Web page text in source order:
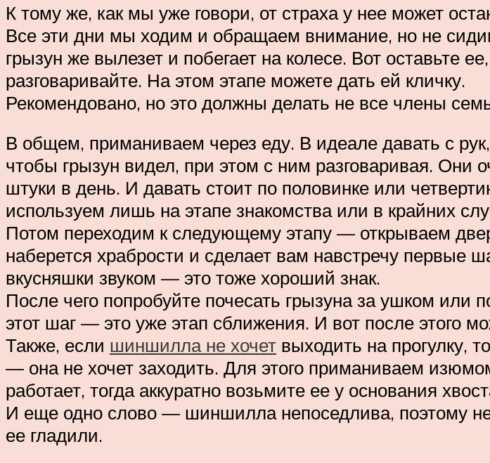
К тому же, как мы уже говори, от страха у нее может
Все эти дни мы ходим и обращаем внимание, но не
грызун же вылезет и побегает на колесе. Вот оставьте
разговаривайте. На этом этапе можете дать ей кличку.
Рекомендовано, но это должны делать не все члены
В общем, приманиваем через еду. В идеале давать с
чтобы грызун видел, при этом с ним разговаривая. Они
штуки в день. И давать стоит по половинке или
используем лишь на этапе знакомства или в крайних
Потом переходим к следующему этапу — открываем
наберется храбрости и сделает вам навстречу первые
вкусняшки звуком — это тоже хороший знак.
После чего попробуйте почесать грызуна за ушком
этот шаг — это уже этап сближения. И вот после этого
Также, если шиншилла не хочет выходить на прогулку,
— она не хочет заходить. Для этого приманиваем
работает, тогда аккуратно возьмите ее у основания
И еще одно слово — шиншилла непоседлива, поэтому не
ее гладили.